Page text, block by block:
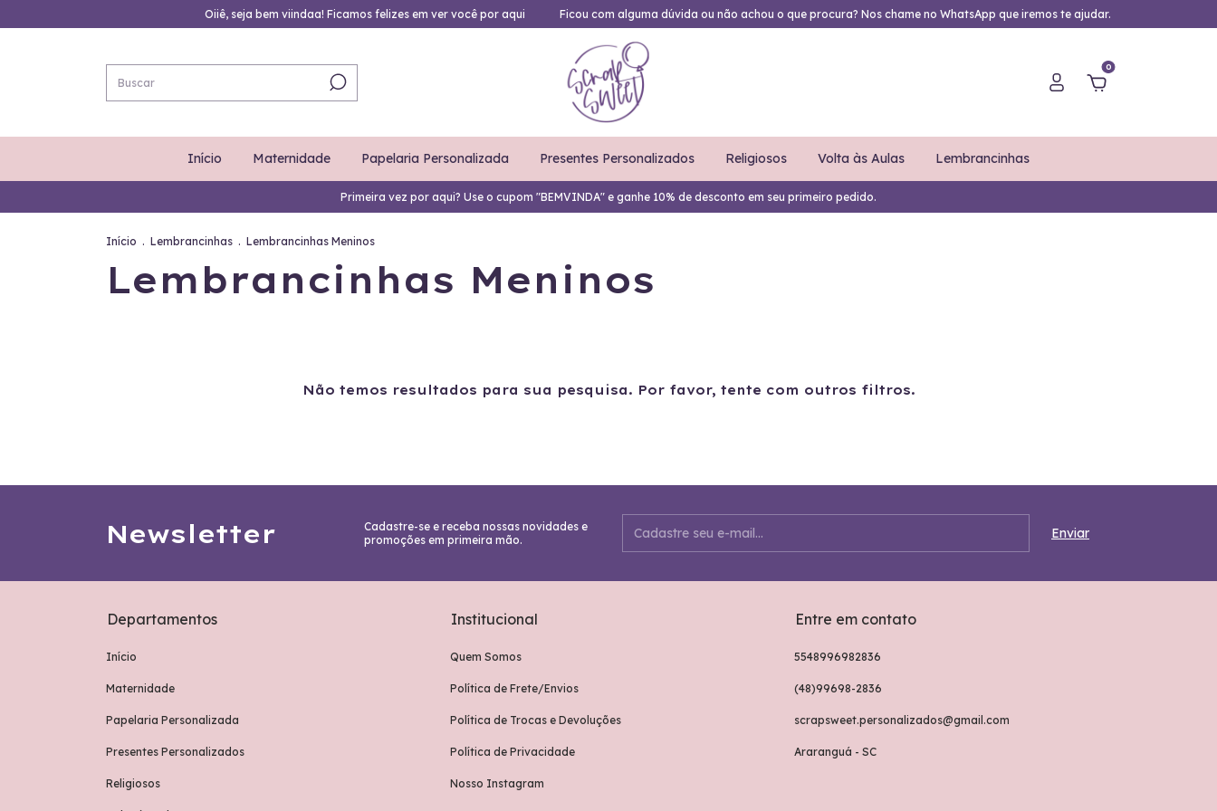
Oiiê, seja bem viindaa! Ficamos felizes em ver você por aqui Ficou com alguma dúvida ou não achou o que procura? Nos chame no WhatsApp que iremos te ajudar.
0
Início Maternidade Papelaria Personalizada Presentes Personalizados Religiosos Volta às Aulas Lembrancinhas
Primeira vez por aqui? Use o cupom "BEMVINDA" e ganhe 10% de desconto em seu primeiro pedido.
Início . Lembrancinhas . Lembrancinhas Meninos
Lembrancinhas Meninos
Não temos resultados para sua pesquisa. Por favor, tente com outros filtros.
Newsletter
Cadastre-se e receba nossas novidades e
promoções em primeira mão.
Departamentos
Início
Maternidade
Papelaria Personalizada
Presentes Personalizados
Religiosos
Institucional
Quem Somos
Política de Frete/Envios
Política de Trocas e Devoluções
Política de Privacidade
Nosso Instagram
Entre em contato
5548996982836
(48)99698-2836
scrapsweet.personalizados@gmail.com
Araranguá - SC